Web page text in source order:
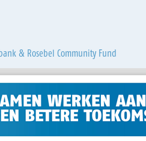
& Rosebel Community Fund